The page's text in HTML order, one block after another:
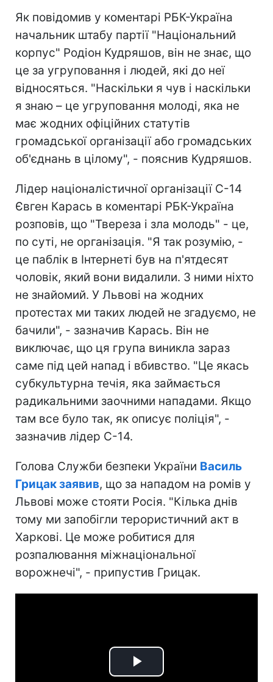
Як повідомив у коментарі РБК-Україна
начальник штабу партії "Національний
корпус" Родіон Кудряшов, він не знає, що
це за угруповання і людей, які до неї
відносяться. "Наскільки я чув і наскільки
я знаю – це угруповання молоді, яка не
має жодних офіційних статутів
громадської організації або громадських
об'єднань в цілому", - пояснив Кудряшов.
Лідер націоналістичної організації С-14
Євген Карась в коментарі РБК-Україна
розповів, що "Твереза ​​і зла молодь" - це,
по суті, не організація. "Я так розумію, -
це паблік в Інтернеті був на п'ятдесят
чоловік, який вони видалили. З ними ніхто
не знайомий. У Львові на жодних
протестах ми таких людей не згадуємо, не
бачили", - зазначив Карась. Він не
виключає, що ця група виникла зараз
саме під цей напад і вбивство. "Це якась
субкультурна течія, яка займається
радикальними заочними нападами. Якщо
там все було так, як описує поліція", -
зазначив лідер С-14.
Голова Служби безпеки України Василь
Грицак заявив, що за нападом на ромів у
Львові може стояти Росія. "Кілька днів
тому ми запобігли терористичний акт в
Харкові. Це може робитися для
розпалювання міжнаціональної
ворожнечі", - припустив Грицак.
Play